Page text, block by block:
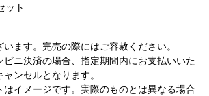
ット
います。完売の際にはご容赦ください。
ビニ決済の場合、指定期間内にお支払いいた
ンセルとなります。
はイメージです。実際のものとは異なる場合